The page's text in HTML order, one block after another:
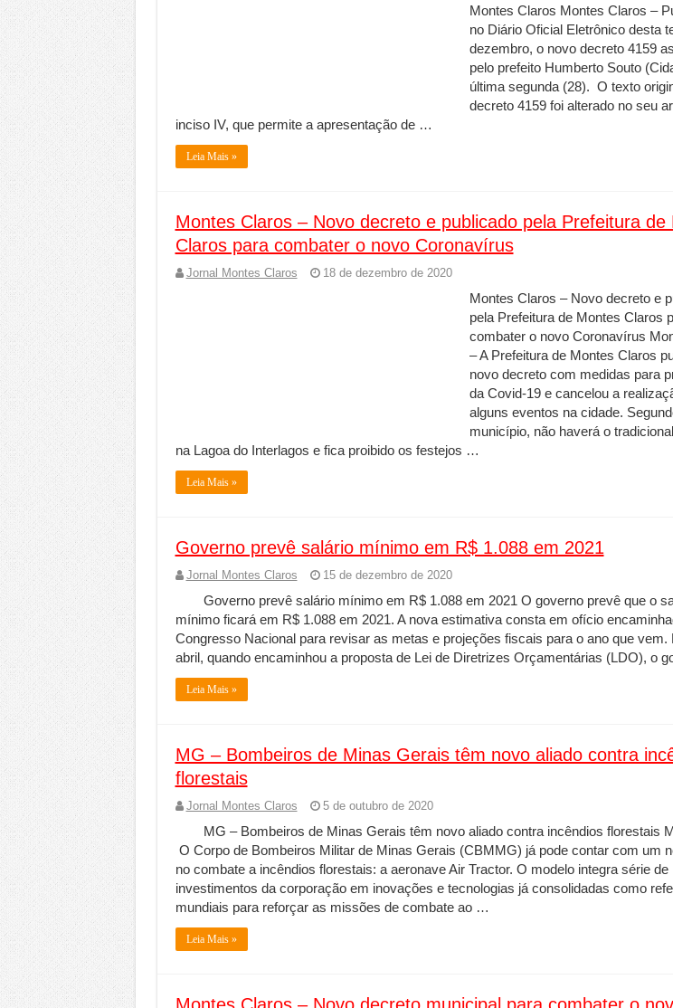
Montes Claros Montes Claros –
no Diário Oficial Eletrônico desta
dezembro, o novo decreto 4159
pelo prefeito Humberto Souto
última segunda (28). O texto
decreto 4159 foi alterado no seu
inciso IV, que permite a apresentação de …
Leia Mais »
Montes Claros – Novo decreto e publicado pela Prefeitura de
Claros para combater o novo Coronavírus
Jornal Montes Claros 18 de dezembro de 2020
Montes Claros – Novo decreto e
pela Prefeitura de Montes Claros
combater o novo Coronavírus
– A Prefeitura de Montes Claros
novo decreto com medidas para
da Covid-19 e cancelou a
alguns eventos na cidade.
município, não haverá o
na Lagoa do Interlagos e fica proibido os festejos …
Leia Mais »
Governo prevê salário mínimo em R$ 1.088 em 2021
Jornal Montes Claros 15 de dezembro de 2020
Governo prevê salário mínimo em R$ 1.088 em 2021 O governo prevê que o
mínimo ficará em R$ 1.088 em 2021. A nova estimativa consta em ofício
Congresso Nacional para revisar as metas e projeções fiscais para o ano que vem.
abril, quando encaminhou a proposta de Lei de Diretrizes Orçamentárias (LDO), o
Leia Mais »
MG – Bombeiros de Minas Gerais têm novo aliado contra
florestais
Jornal Montes Claros 5 de outubro de 2020
MG – Bombeiros de Minas Gerais têm novo aliado contra incêndios florestais
O Corpo de Bombeiros Militar de Minas Gerais (CBMMG) já pode contar com um
no combate a incêndios florestais: a aeronave Air Tractor. O modelo integra série de
investimentos da corporação em inovações e tecnologias já consolidadas como
mundiais para reforçar as missões de combate ao …
Leia Mais »